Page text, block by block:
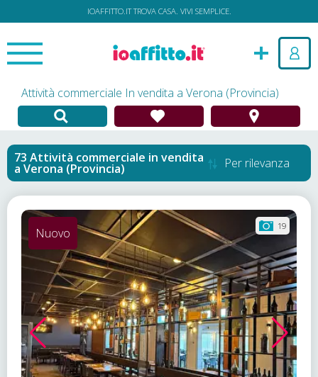
IOAFFITTO.IT TROVA CASA. VIVI SEMPLICE.
Attività commerciale In vendita a Verona (Provincia)
Attività commerciale in vendita
a Verona (Provincia) Per rilevanza
19
Nuovo